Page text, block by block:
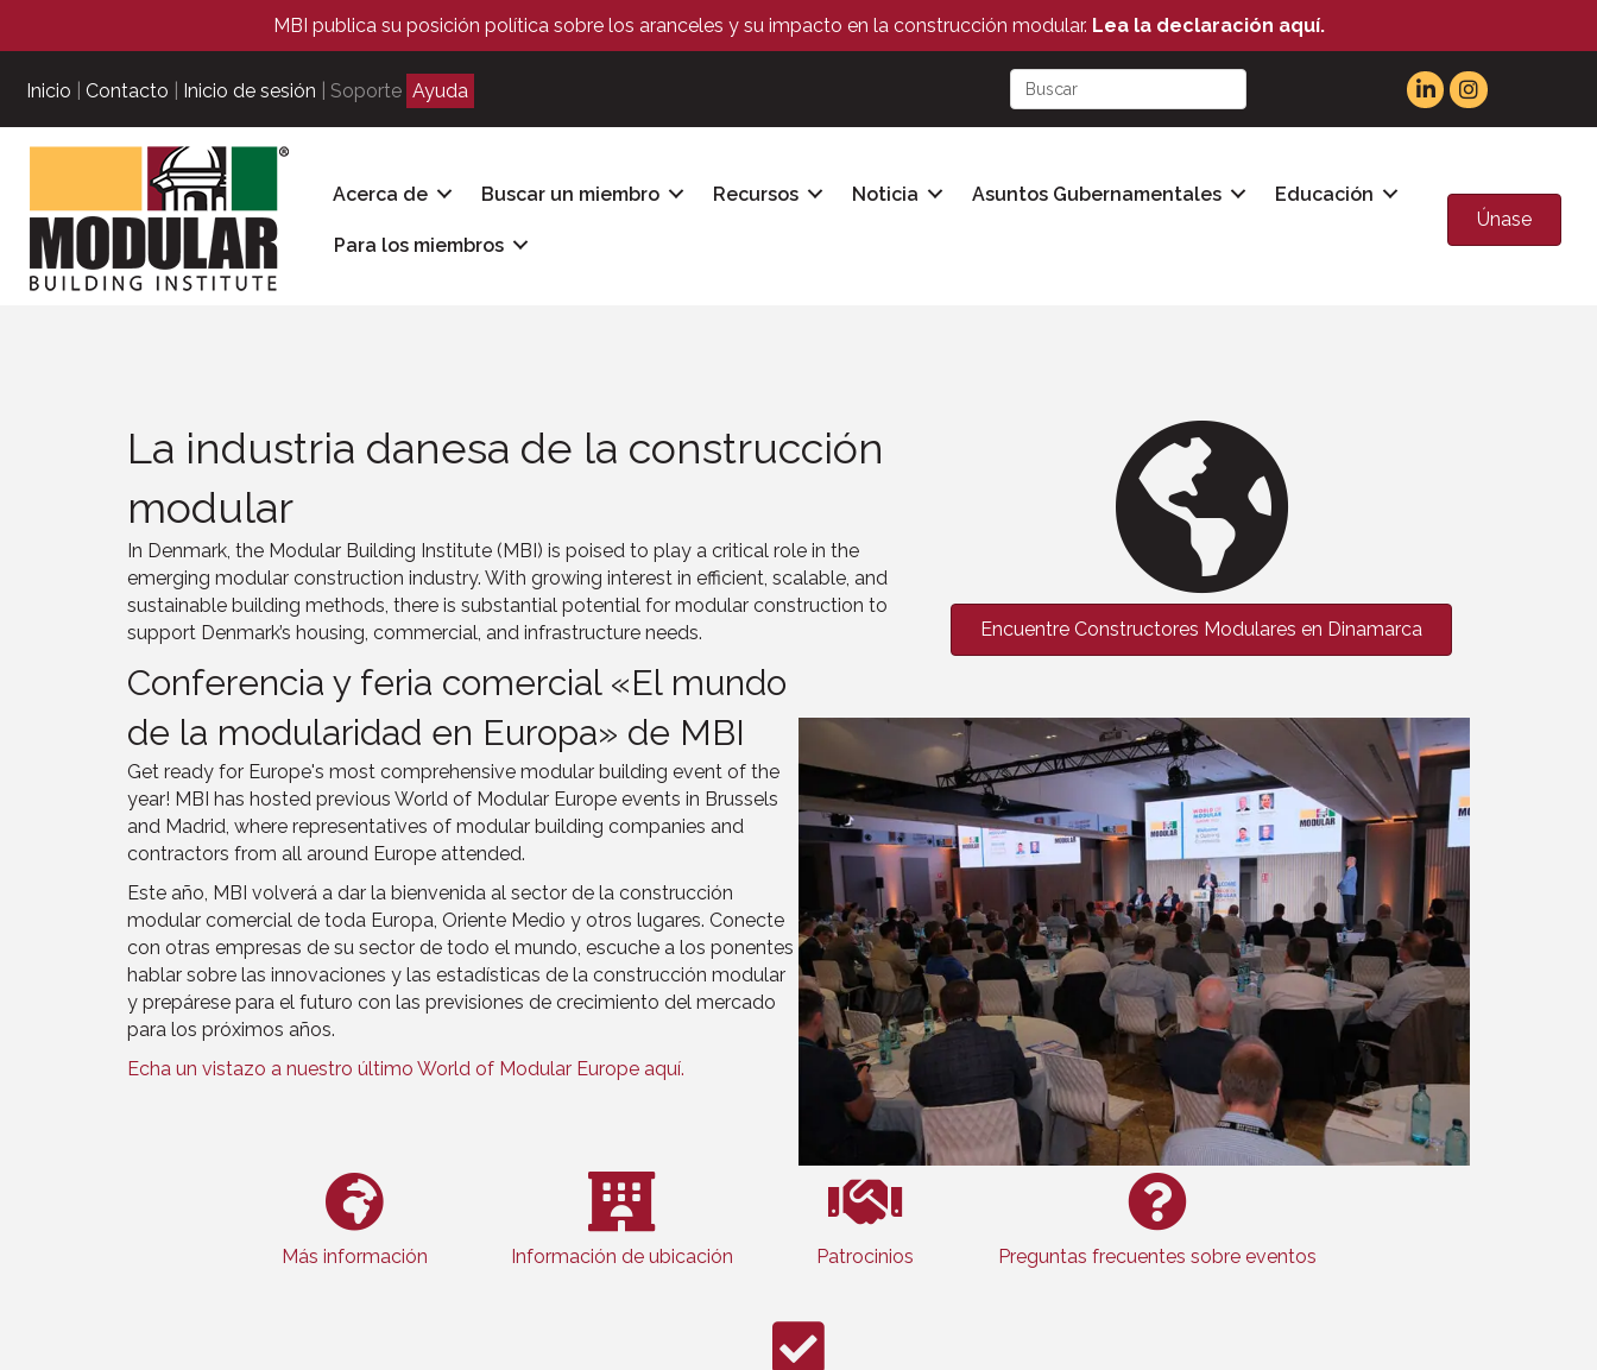
MBI publica su posición política sobre los aranceles y su impacto en la construcción modular. Lea la declaración aquí.
Inicio Contacto Inicio de sesión | Soporte Ayuda
Acerca de Buscar un miembro Recursos Noticia Asuntos Gubernamentales Educación
Para los miembros
Únase
La industria danesa de la construcción
modular
In Denmark, the Modular Building Institute (MBI) is poised to play a critical role in the
emerging modular construction industry. With growing interest in efficient, scalable, and
sustainable building methods, there is substantial potential for modular construction to
support Denmark’s housing, commercial, and infrastructure needs.
Encuentre Constructores Modulares en Dinamarca
Conferencia y feria comercial «El mundo
de la modularidad en Europa» de MBI
Get ready for Europe's most comprehensive modular building event of the
year! MBI has hosted previous World of Modular Europe events in Brussels
and Madrid, where representatives of modular building companies and
contractors from all around Europe attended.
Este año, MBI volverá a dar la bienvenida al sector de la construcción
modular comercial de toda Europa, Oriente Medio y otros lugares. Conecte
con otras empresas de su sector de todo el mundo, escuche a los ponentes
hablar sobre las innovaciones y las estadísticas de la construcción modular
y prepárese para el futuro con las previsiones de crecimiento del mercado
para los próximos años.
Echa un vistazo a nuestro último World of Modular Europe aquí.
Más información Información de ubicación Patrocinios Preguntas frecuentes sobre eventos